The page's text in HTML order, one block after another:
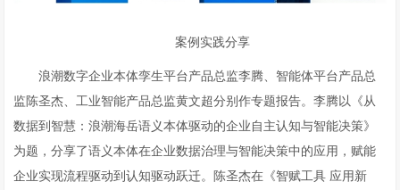
案例实践分享
浪潮数字企业本体孪生平台产品总监李腾、智能体平台产品总
监陈圣杰、工业智能产品总监黄文超分别作专题报告。李腾以《从
数据到智慧：浪潮海岳语义本体驱动的企业自主认知与智能决策》
为题，分享了语义本体在企业数据治理与智能决策中的应用，赋能
企业实现流程驱动到认知驱动跃迁。陈圣杰在《智赋工具 应用新